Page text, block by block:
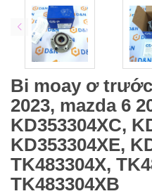
Bi moay ơ
2023, mazda 6
KD353304XC,
KD353304XE,
TK483304X,
TK483304XB